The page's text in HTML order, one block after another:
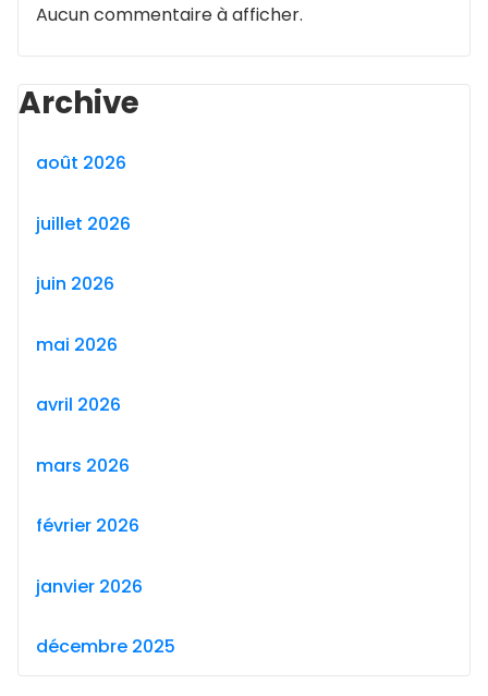
Aucun commentaire à afficher.
Archive
août 2026
juillet 2026
juin 2026
mai 2026
avril 2026
mars 2026
février 2026
janvier 2026
décembre 2025